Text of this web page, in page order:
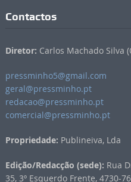
Contactos
Diretor: Carlos Machado Silva
pressminho5@gmail.com
geral@pressminho.pt
redacao@pressminho.pt
comercial@pressminho.pt
Propriedade: Publineiva, Lda
Edição/Redacção (sede): Rua
35, 3º Esquerdo Frente, 4730-